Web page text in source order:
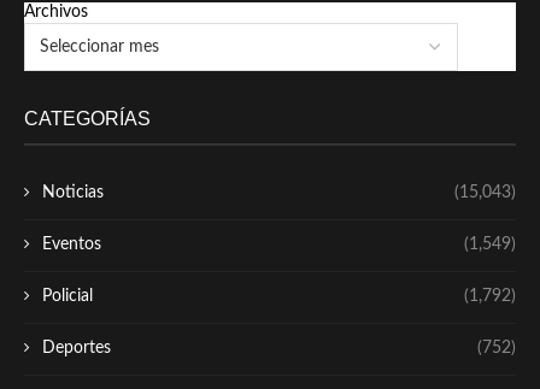
Archivos
CATEGORÍAS
Noticias (15,043)
Eventos (1,549)
Policial (1,792)
Deportes (752)